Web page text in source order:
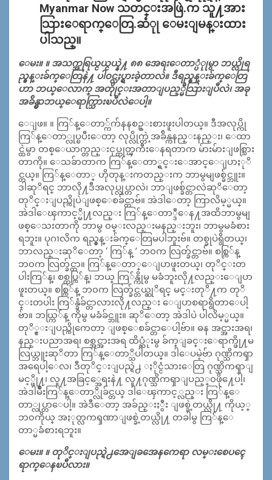
Myanmar Now သတင္းအဖြဲ.က သူ႔အား
သြားေရာက္ေတြ.ဆံုု ေမးျမန္းထား
ပါသည္။
ေမး။ ။ အသက္အရြယ္ငယ္ငယ္နဲ႔ ၈၈ အေရးေတာ္ပံုုမွာ ဘယ္လိုရ
ည္မွန္းခ်က္ေတြနဲ႔ ပါ၀င္လႈပ္ရွားခဲ့တာလဲ။ ဒီရည္မွန္းခ်က္ေတြ
ဟာ ဘယ္ေလာက္ အတိုုင္းအတာျပည့္မီသြားျပီလဲ၊ အခု
အခ်ိန္မွာဘယ္ေရာက္သြားၿပီလဲေပါ့။
ေျဖ။ ။ ကြ်န္ေတာ္က်က်နနစဥ္းစားဖူးပါတယ္။ ဒီအလုပ္ကို
ကြ်န္ေတာ္လုပ္ၿပီးေတာ့ လုပ္လိုက္တဲ့အခ်ိန္ကနည္းနည္း၊ ေထာ
င္ထဲမွာ တစ္ေယာက္တည္းငုပ္တုတ္ၾကီးေနရတာက မ်ားမ်ားျဖစ္သြား
တာကို။ ေသခ်ာတာက ကြ်န္ေတာ္ရွင္းေအာင္ေျပာႏုိ
င္တယ္။ ကြ်န္ေတာ္ ဟိုတုန္းကတည္းက ဘာမွမျဖစ္ခ်င္ဘူး။
ဒါဆုိရင္ ဘာလို႔ဒီအလုပ္လုပ္တာလဲ၊ ဘာျဖစ္ခ်င္တာလဲဆုိေတာ့
တုိင္းျပည္ကိုပဲျဖစ္ေစခ်င္တာဗ်။ အဲဒါေတာ့ ကြာလိမ့္မယ္။
အဲဒါေၾကာင့္မို႔လည္း ကြ်န္ေတာ္ဒီေန႔အထိဘာမွမျ
ဖစ္ေသးတာကို ဘာမွ ၀မ္းလည္းမနည္းဘူး၊ ဘာမွမခံစား
ရဘူး။ ပုဂၢလိက ရည္မွန္းခ်က္ေတြမပါဘူးဗ်။ တစ္ခုပဲရွိတယ္၊
ဘာလည္းဆုိေတာ့ ‘ ကြ်န္ ’ ဘ၀က လြတ္ခ်င္တာဗ်။ စစ္ကြ်န္
ဘ၀က လြတ္ခ်င္တာ။ ကြ်န္ေတာ္ေျပာဖူးတယ္၊ တုိင္းတ
ပါးကြ်န္၊ စစ္တပ္ကြ်န္၊ ဘယ္ ကြ်န္ကိုမွ မခံဘူးလို႔လည္းေျပာ
ဖူးတယ္။ စစ္ကြ်န္ ဘ၀က လြတ္ခ်င္တယ္ဆုိရင္ မင္းတုိ႔က တုိ
င္းတပါး ကြ်န္ခံခ်င္တာလားလို႔လည္း ေျပာစရာရွိတာေပါ့
ဗ်ာ။ ဘယ္ကြ်န္ ကိုမွ မခံခ်င္ဘူး။ ဆုိေတာ့ အဲဒါပဲ ပါလိမ့္မယ္။
တုိ္င္းျပည္ကိုကေတာ့ ျဖစ္ေစခ်င္တာေပါ့ဗ်ာ။ ဓန အင္အားအရ၊
နည္းပညာအရ၊ စစ္အင္အားအရ ထိပ္ဆံုးမွ ခ်က္ျခင္းေရာက္ဖို႔မ
လြယ္ဘူးဆုိတာ ကြ်န္ေတာ္သိပါတယ္။ ဒါေပမဲ့ဗ်ာ ဂုဏ္သိကၡာ
အရေပါ့ေလ၊ ဒီတုိင္းျပည္ရဲ႕ ႏိုင္ငံသားေတြ ဂုဏ္သိကၡာျ
မင့္ဖို႔၊ လူ႔အခြင့္အေရးနဲ႔ လူ႔ဂုဏ္သိကၡာျပည့္၀ဖို႔ေပါ့၊
အဲဒါမ်ဳိးကြ်န္ေတာ္လိုခ်င္တယ္ ဒါေၾကာင့္လည္း ကြ်န္ေ
တာ္လုပ္တာေပါ့။ အဲဒီေတာ့ အခ်ည္းႏွီး ျဖစ္ခဲ့တယ္လို႔ ကိုယ့္
ဘ၀ကိုယ္ အႏုတ္လကၡဏာျဖစ္ခဲ့တယ္လို႔ တခါမွ ကြ်န္ေ
တာ္မခံစားရဘူး။
ေမး။ ။ တုိင္းျပည္ရဲ႕အေျခအေနကေရာ လမ္းစေပၚေ
ရာက္ေနၿပီလား။